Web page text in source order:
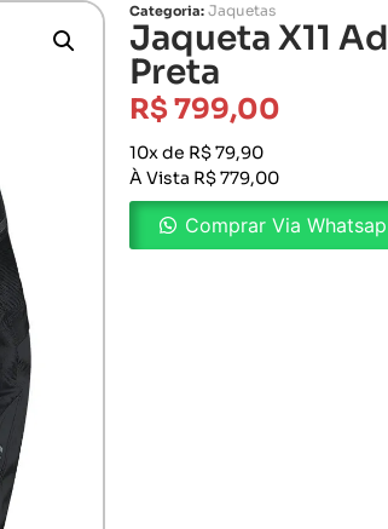
Categoria: Jaquetas
Jaqueta X11
Preta
R$799,00
10x de R$ 79,90
À Vista R$ 779,00
Comprar Via